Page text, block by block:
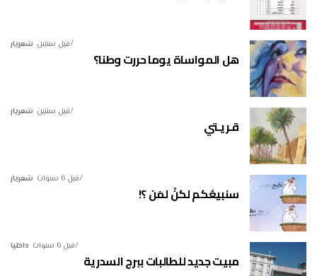
شعريار قبل سنتين
هل المواساة يوما حررت وطنا؟
شعريار قبل سنتين
قـريـتي
شعريار قبل 6 سنوات
سنبيعُكم لكنْ لمَن ؟!
داخليا قبل 6 سنوات
مبيت جديد للطالبات ببرج السدرية